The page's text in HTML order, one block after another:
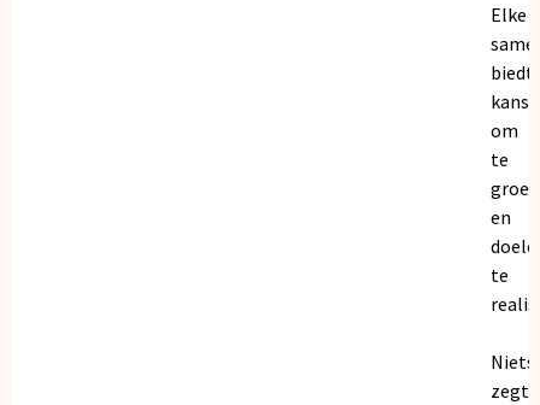
Elke
biedt
om
te
en
te
Niets
zegt